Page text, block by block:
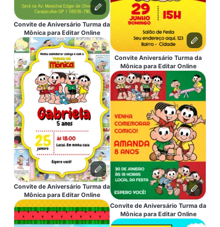
Convite de Aniversário Turma da
Mônica para Editar Online
Convite de Aniversário Turma da
Mônica para Editar Online
Convite Aniversário Turma da
Mônica para Editar Online
Convite de Aniversário Turma da
Mônica para Editar Online